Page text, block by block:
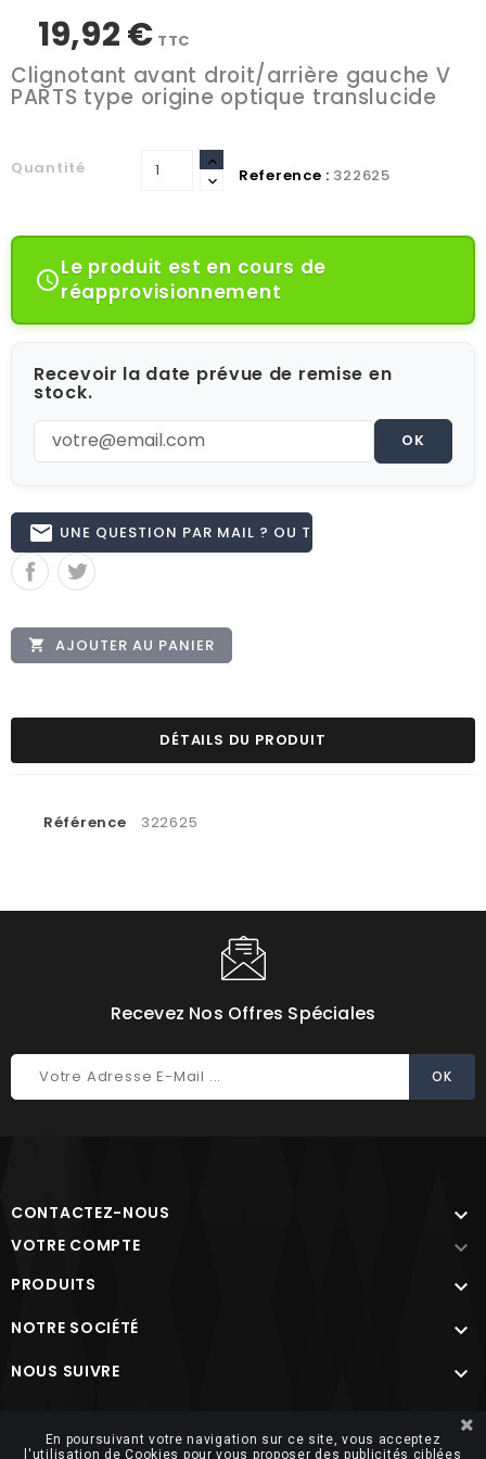
19,92 € TTC
Clignotant avant droit/arrière gauche V
PARTS type origine optique translucide
Quantité Reference : 322625
Le produit est en cours de
réapprovisionnement
Recevoir la date prévue de remise en
stock.
OK
email UNE QUESTION PAR MAIL ? OU TÉL 02.51.62.16.59
 AJOUTER AU PANIER
DÉTAILS DU PRODUIT
Référence 322625
Recevez Nos Offres Spéciales
CONTACTEZ-NOUS 
VOTRE COMPTE 
PRODUITS 
NOTRE SOCIÉTÉ 
NOUS SUIVRE 
En poursuivant votre navigation sur ce site, vous acceptez
l'utilisation de Cookies pour vous proposer des publicités ciblées